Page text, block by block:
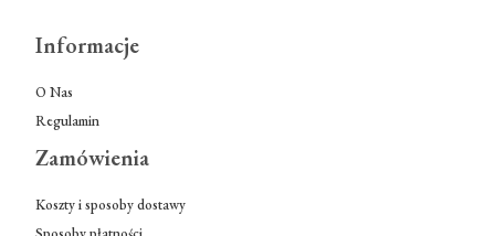
Informacje
O Nas
Regulamin
Zamówienia
Koszty i sposoby dostawy